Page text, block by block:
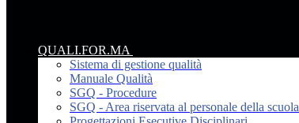
QUALI.FOR.MA
Sistema di gestione qualità
Manuale Qualità
SGQ - Procedure
SGQ - Area riservata al personale della scuola